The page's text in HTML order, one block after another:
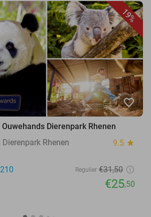
19%
favorite_border
Ouwehands Dierenpark Rhenen
Rhenen
9.5 star
Regulier €31,50
€25,50